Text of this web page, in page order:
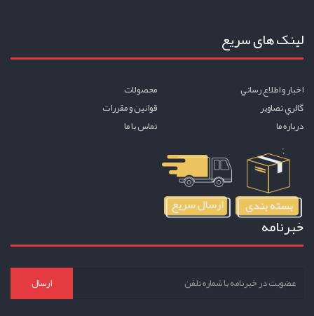
لینک های سریع
اخبار و اطلاع رساني
محصولات
گالري تصاوير
قوانين و مقررات
درباره ما
تماس با ما
خبرنامه
ارسال